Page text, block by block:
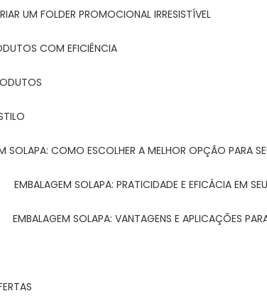
UM FOLDER PROMOCIONAL IRRESISTÍVEL
COM EFICIÊNCIA
SOLAPA: COMO ESCOLHER A MELHOR OPÇÃO PARA
EMBALAGEM SOLAPA: PRATICIDADE E EFICÁCIA EM
EMBALAGEM SOLAPA: VANTAGENS E APLICAÇÕES